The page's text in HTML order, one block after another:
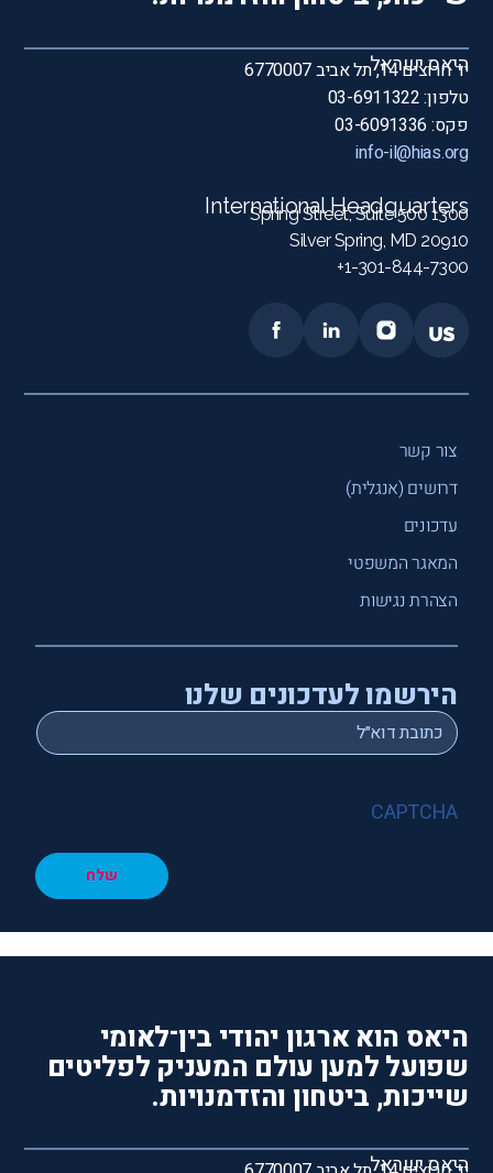
היאס ישראל
יד חרוצים 14, תל אביב 6770007
טלפון: 03-6911322
פקס: 03-6091336
info-il@hias.org
International Headquarters
1300 Spring Street, Suite 500
Silver Spring, MD 20910
1-301-844-7300+
צור קשר
דרושים (אנגלית)
עדכונים
המאגר המשפטי
הצהרת נגישות
הירשמו לעדכונים שלנו
Email
*
CAPTCHA
שלח
היאס הוא ארגון יהודי בין־לאומי
שפועל למען עולם המעניק לפליטים
שייכות, ביטחון והזדמנויות.
היאס ישראל